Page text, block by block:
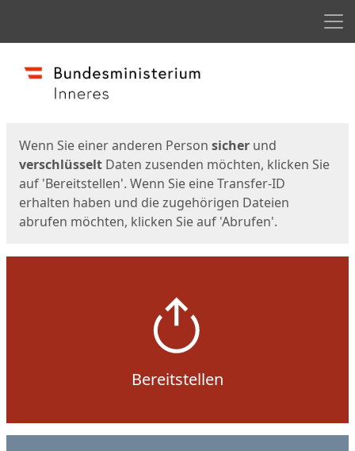
Start
Wenn Sie einer anderen Person sicher und
verschlüsselt Daten zusenden möchten, klicken Sie
auf 'Bereitstellen'. Wenn Sie eine Transfer-ID
erhalten haben und die zugehörigen Dateien
abrufen möchten, klicken Sie auf 'Abrufen'.
Bereitstellen